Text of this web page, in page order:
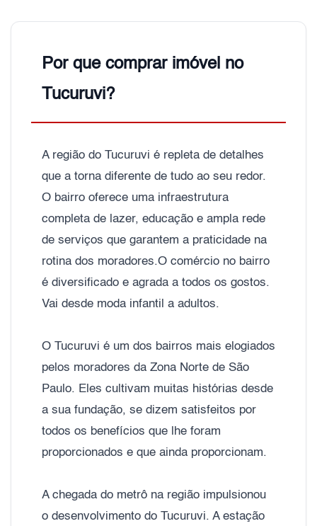
Por que comprar imóvel no
Tucuruvi?
A região do Tucuruvi é repleta de detalhes
que a torna diferente de tudo ao seu redor.
O bairro oferece uma infraestrutura
completa de lazer, educação e ampla rede
de serviços que garantem a praticidade na
rotina dos moradores.O comércio no bairro
é diversificado e agrada a todos os gostos.
Vai desde moda infantil a adultos.
O Tucuruvi é um dos bairros mais elogiados
pelos moradores da Zona Norte de São
Paulo. Eles cultivam muitas histórias desde
a sua fundação, se dizem satisfeitos por
todos os benefícios que lhe foram
proporcionados e que ainda proporcionam.
A chegada do metrô na região impulsionou
o desenvolvimento do Tucuruvi. A estação